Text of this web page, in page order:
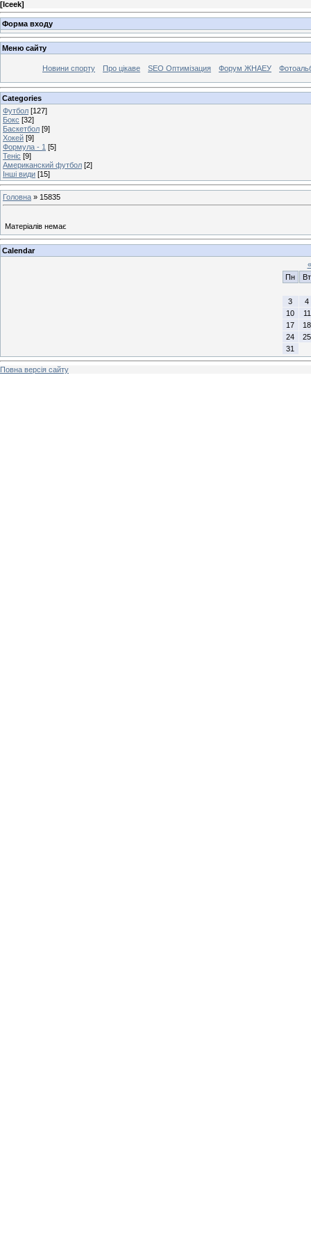
[Iceek]
Форма входу
Меню сайту
Новини спорту Про цікаве SEO Оптимізация Форум ЖНАЕУ
Categories
Футбол [127]
Бокс [32]
Баскетбол [9]
Хокей [9]
Формула - 1 [5]
Теніс [9]
Американский футбол [2]
Інші види [15]
Головна » 15835
Матеріалів немає
Calendar
«
Пн
Вт
3
4
10
11
17
18
24
25
31
Повна версія сайту